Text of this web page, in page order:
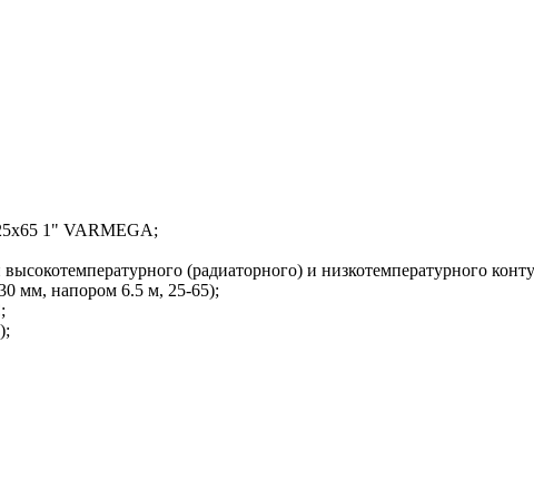
1" VARMEGA;
(радиаторного) и низкотемпературного
мм, напором 6.5 м, 25-65);